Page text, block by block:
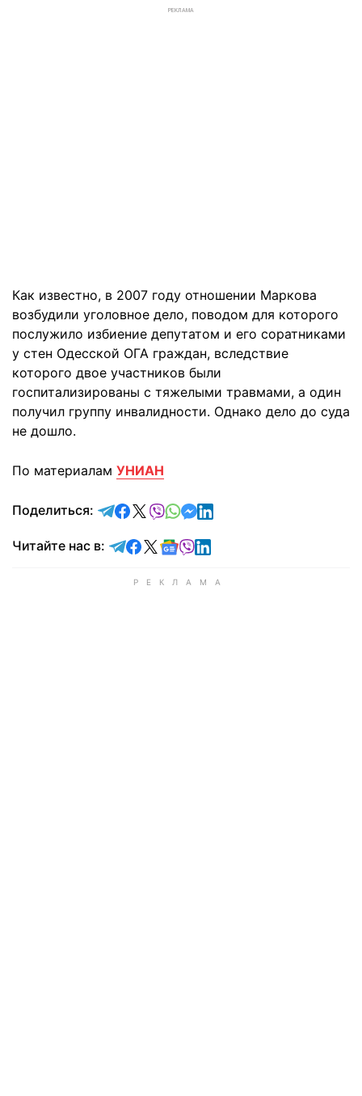
РЕКЛАМА
Как известно, в 2007 году отношении Маркова
возбудили уголовное дело, поводом для которого
послужило избиение депутатом и его соратниками
у стен Одесской ОГА граждан, вследствие
которого двое участников были
госпитализированы с тяжелыми травмами, а один
получил группу инвалидности. Однако дело до суда
не дошло.
По материалам УНИАН
Поделиться: отправить в Telegram
поделиться в Facebook
поделиться в X
отправить в Viber
отправить в Whatsapp
отправить в Messenger
отправить в LinkedIn
Читайте нас в: Читайте в Telegram
Читайте в Facebook
Читайте в X
Читайте в Google news
Читайте в Viber
Читайте в LinkedIn